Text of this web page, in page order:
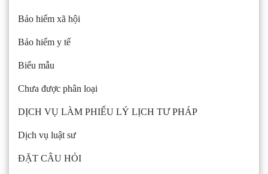
Bảo hiểm xã hội
Bảo hiểm y tế
Biểu mẫu
Chưa được phân loại
DỊCH VỤ LÀM PHIẾU LÝ LỊCH TƯ PHÁP
Dịch vụ luật sư
ĐẶT CÂU HỎI